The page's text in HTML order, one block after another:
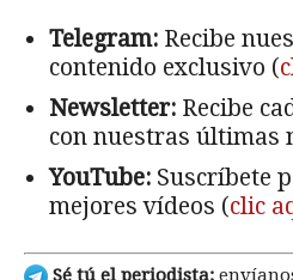
Telegram: Recibe
contenido exclusivo (
Newsletter: Recibe
con nuestras últimas
YouTube: Suscríbete
mejores vídeos (clic
Sé tú el periodista: